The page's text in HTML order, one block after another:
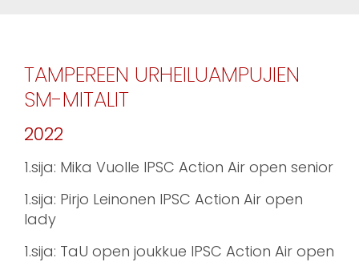
TAMPEREEN URHEILUAMPUJIEN
SM-MITALIT​
2022
1.sija: Mika Vuolle IPSC Action Air open senior
1.sija: Pirjo Leinonen IPSC Action Air open
lady
1.sija: TaU open joukkue IPSC Action Air open